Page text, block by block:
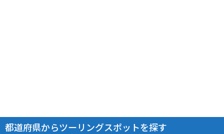
都道府県からツーリングスポットを探す